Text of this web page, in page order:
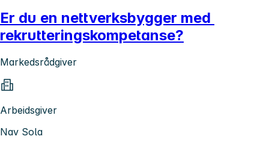
Er du en nettverksbygger med
rekrutteringskompetanse?
Markedsrådgiver
Arbeidsgiver
Nav Sola